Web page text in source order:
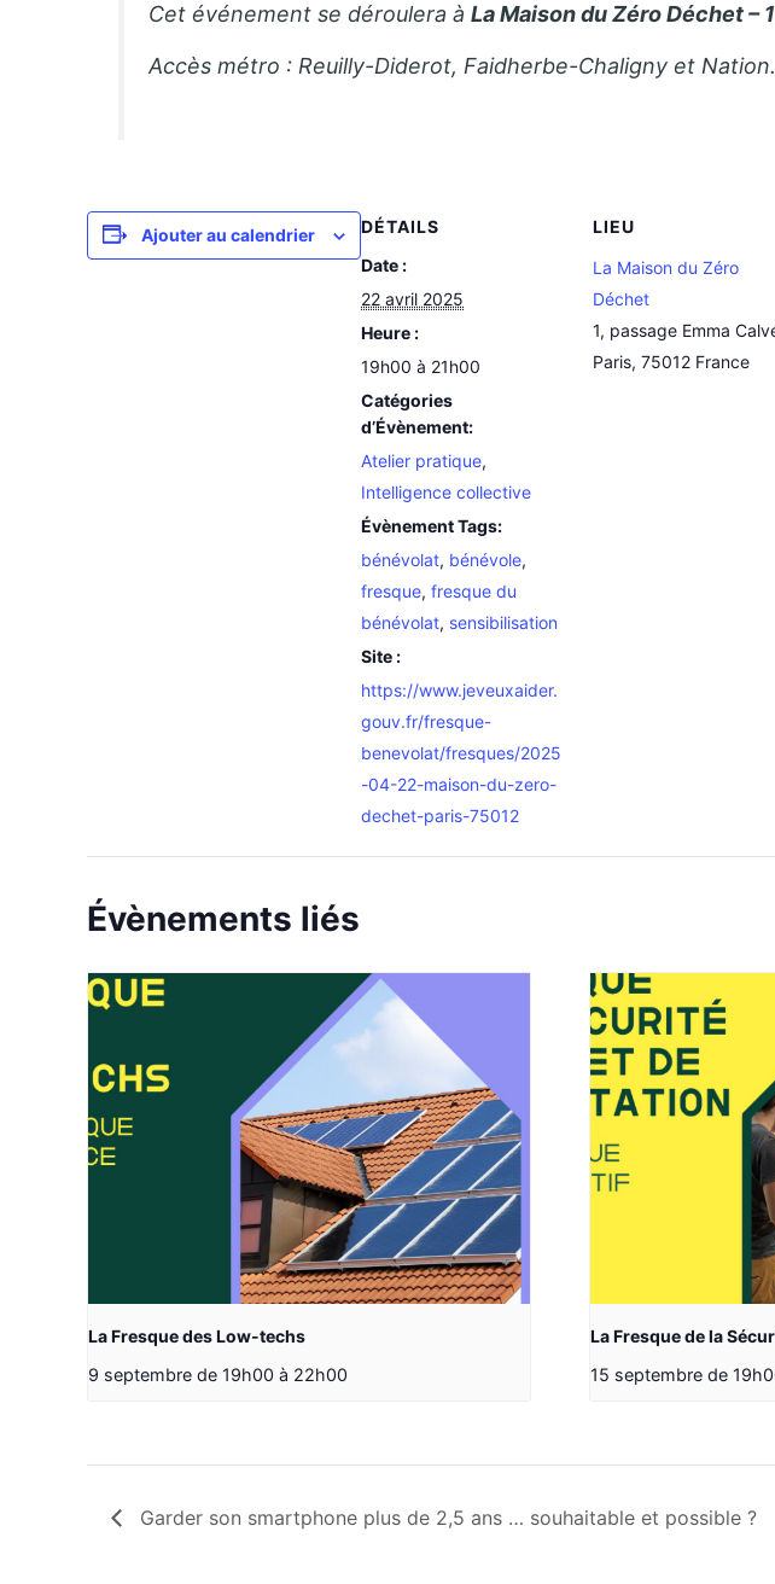
Cet événement se déroulera àLa Maison du Zéro Déchet –
Accès métro : Reuilly-Diderot, Faidherbe-Chaligny et Nation.
Ajouter au calendrier
DÉTAILS
Date :
22 avril 2025
Heure :
19h00 à 21h00
Catégories
d’Évènement:
Atelier pratique,
Intelligence collective
Évènement Tags:
bénévolat, bénévole,
fresque, fresque du
bénévolat, sensibilisation
Site :
https://www.jeveuxaider.
gouv.fr/fresque-
benevolat/fresques/2025
-04-22-maison-du-zero-
dechet-paris-75012
LIEU
La Maison du Zéro
Déchet
1, passage Emma
Paris, 75012 France
Évènements liés
La Fresque des Low-techs
9 septembre de 19h00 à 22h00
La Fresque de la
15 septembre de
Garder son smartphone plus de 2,5 ans … souhaitable et possible ?